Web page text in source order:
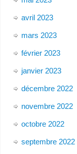
avril 2023
mars 2023
février 2023
janvier 2023
décembre 2022
novembre 2022
octobre 2022
septembre 2022